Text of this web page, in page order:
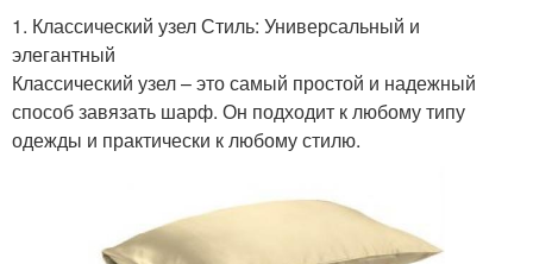
1. Классический узел Стиль: Универсальный и
элегантный
Классический узел – это самый простой и надежный
способ завязать шарф. Он подходит к любому типу
одежды и практически к любому стилю.